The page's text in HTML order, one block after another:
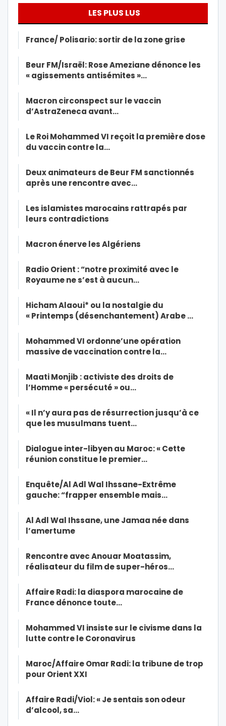
LES PLUS LUS
France/ Polisario: sortir de la zone grise
Beur FM/Israël: Rose Ameziane dénonce les
« agissements antisémites »…
Macron circonspect sur le vaccin
d’AstraZeneca avant…
Le Roi Mohammed VI reçoit la première dose
du vaccin contre la…
Deux animateurs de Beur FM sanctionnés
après une rencontre avec…
Les islamistes marocains rattrapés par
leurs contradictions
Macron énerve les Algériens
Radio Orient : “notre proximité avec le
Royaume ne s’est à aucun…
Hicham Alaoui* ou la nostalgie du
« Printemps (désenchantement) Arabe …
Mohammed VI ordonne’une opération
massive de vaccination contre la…
Maati Monjib : activiste des droits de
l’Homme « persécuté » ou…
« Il n’y aura pas de résurrection jusqu’à ce
que les musulmans tuent…
Dialogue inter-libyen au Maroc: « Cette
réunion constitue le premier…
Enquête/Al Adl Wal Ihssane-Extrême
gauche: “frapper ensemble mais…
Al Adl Wal Ihssane, une Jamaa née dans
l’amertume
Rencontre avec Anouar Moatassim,
réalisateur du film de super-héros…
Affaire Radi: la diaspora marocaine de
France dénonce toute…
Mohammed VI insiste sur le civisme dans la
lutte contre le Coronavirus
Maroc/Affaire Omar Radi: la tribune de trop
pour Orient XXI
Affaire Radi/Viol: « Je sentais son odeur
d’alcool, sa…